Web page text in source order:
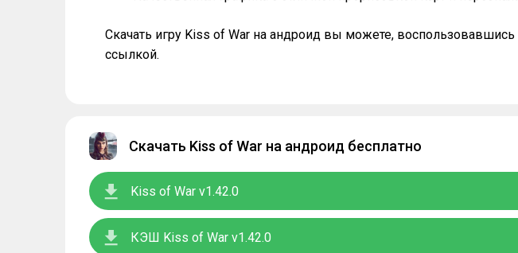
Скачать игру Kiss of War на андроид вы можете,
ссылкой.
Скачать Kiss of War на андроид бесплатно
Kiss of War v1.42.0
КЭШ Kiss of War v1.42.0